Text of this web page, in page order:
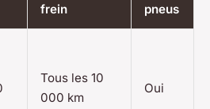
frein
pneus
Tous les 10
000 km
Oui